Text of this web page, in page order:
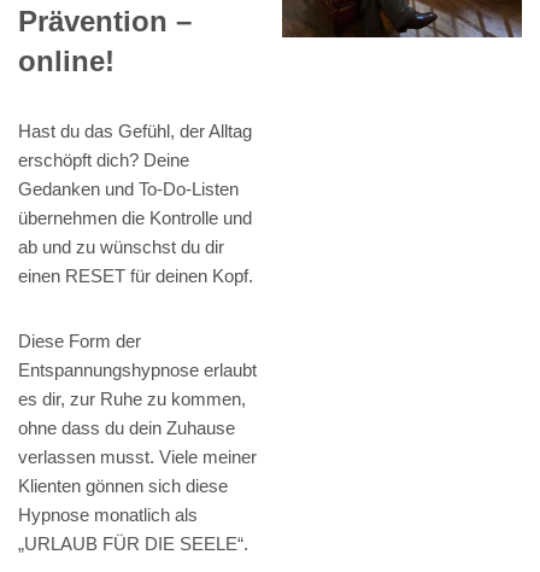
Prävention –
online!
Hast du das Gefühl, der Alltag
erschöpft dich? Deine
Gedanken und To-Do-Listen
übernehmen die Kontrolle und
ab und zu wünschst du dir
einen RESET für deinen Kopf.
Diese Form der
Entspannungshypnose erlaubt
es dir, zur Ruhe zu kommen,
ohne dass du dein Zuhause
verlassen musst. Viele meiner
Klienten gönnen sich diese
Hypnose monatlich als
„URLAUB FÜR DIE SEELE“.